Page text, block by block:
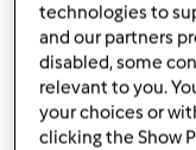
technologies to
and our partners
disabled, some
relevant to you.
your choices or
clicking the Show